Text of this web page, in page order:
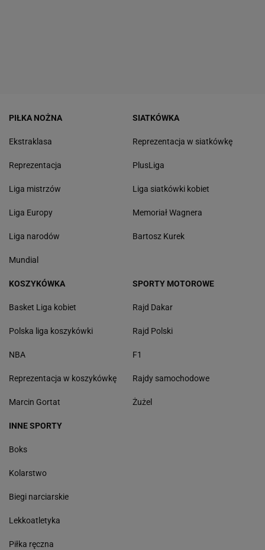
PIŁKA NOŻNA
Ekstraklasa
Reprezentacja
Liga mistrzów
Liga Europy
Liga narodów
Mundial
SIATKÓWKA
Reprezentacja w siatkówkę
PlusLiga
Liga siatkówki kobiet
Memoriał Wagnera
Bartosz Kurek
KOSZYKÓWKA
Basket Liga kobiet
Polska liga koszykówki
NBA
Reprezentacja w koszykówkę
Marcin Gortat
SPORTY MOTOROWE
Rajd Dakar
Rajd Polski
F1
Rajdy samochodowe
Żużel
INNE SPORTY
Boks
Kolarstwo
Biegi narciarskie
Lekkoatletyka
Piłka ręczna